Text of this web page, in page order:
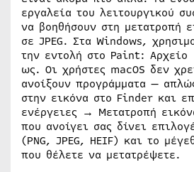
εργαλεία του λειτουργικού
να βοηθήσουν στη μετατροπή
σε JPEG. Στα Windows,
την εντολή στο Paint:
ως. Οι χρήστες macOS δεν
ανοίξουν προγράμματα —
στην εικόνα στο Finder και
ενέργειες → Μετατροπή
που ανοίγει σας δίνει
(PNG, JPEG, HEIF) και το
που θέλετε να μετατρέψετε.